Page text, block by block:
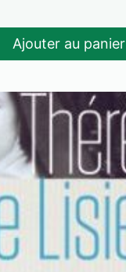
Ajouter au panier